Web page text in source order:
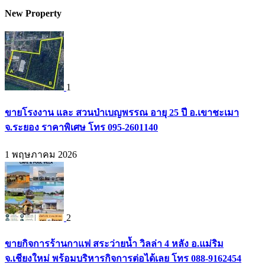
New Property
1
ขายโรงงาน และ สวนป่าเบญพรรณ อายุ 25 ปี อ.เขาชะเมา
จ.ระยอง ราคาพิเศษ โทร 095-2601140
1 พฤษภาคม 2026
2
ขายกิจการร้านกาแฟ สระว่ายน้ำ วิลล่า 4 หลัง อ.แม่ริม
จ.เชียงใหม่ พร้อมบริหารกิจการต่อได้เลย โทร 088-9162454